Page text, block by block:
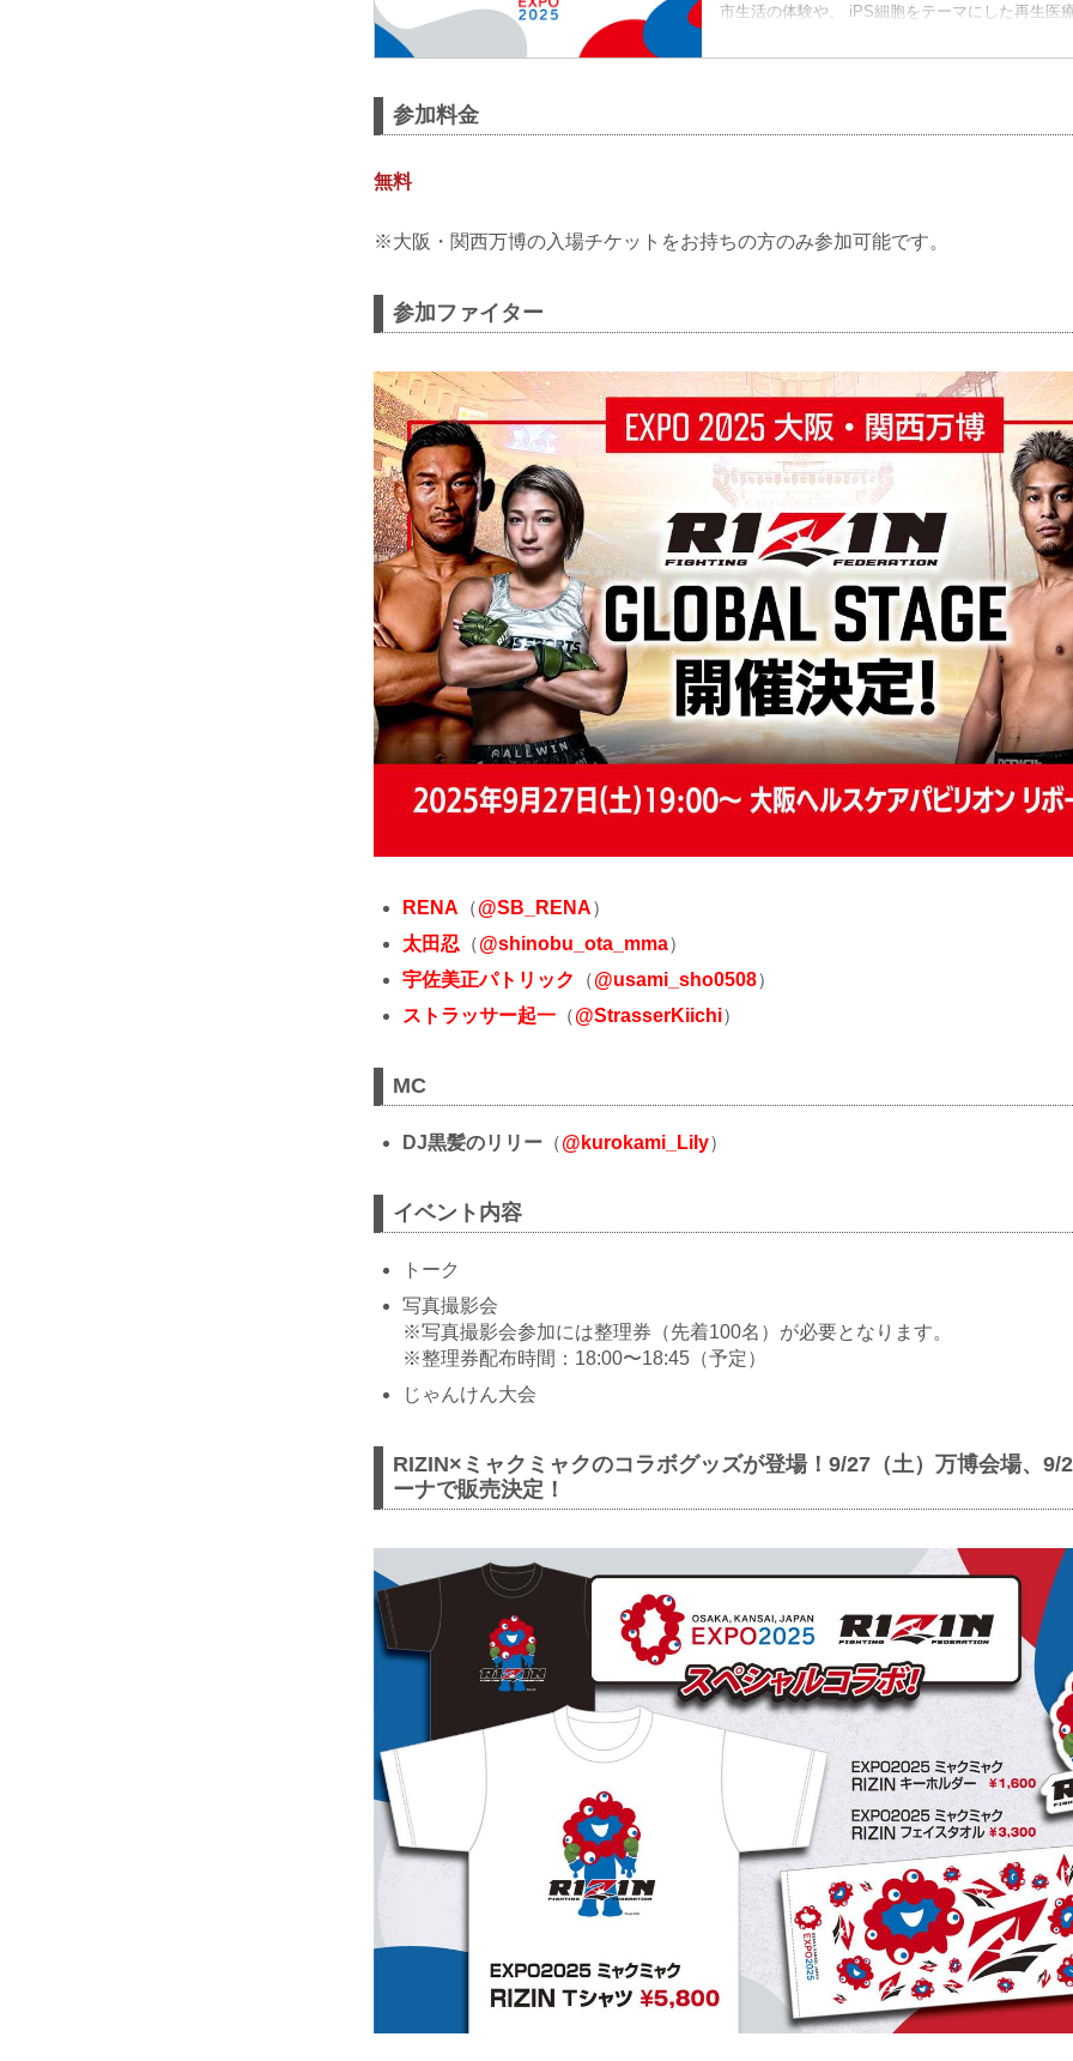
市生活の体験や、 iPS細胞をテーマにした再生医
参加料金
無料
※大阪・関西万博の入場チケットをお持ちの方のみ参加可能です。
参加ファイター
RENA （@SB_RENA）
太田忍 （@shinobu_ota_mma）
宇佐美正パトリック
（@usami_sho0508）
ストラッサー起一 （@StrasserKiichi）
MC
DJ黒髪のリリー （@kurokami_Lily）
イベント内容
トーク
写真撮影会
※写真撮影会参加には整理券（先着100名）が必要となります。
※整理券配布時間：18:00〜18:45（予定）
じゃんけん大会
RIZIN×ミャクミャクのコラボグッズが登場！9/27（土）万博会場、9/
ーナで販売決定！